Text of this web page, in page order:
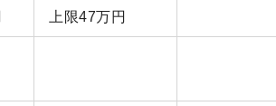
上限47万円